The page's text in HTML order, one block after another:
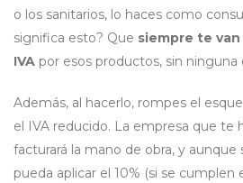
o los sanitarios, lo haces como
significa esto? Que siempre te van
IVA por esos productos, sin ninguna
Además, al hacerlo, rompes el
el IVA reducido. La empresa que te
facturará la mano de obra, y aunque
pueda aplicar el 10% (si se cumplen